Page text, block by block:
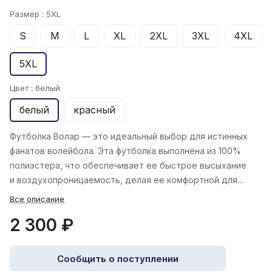
Размер : 5XL
S M L XL 2XL 3XL 4XL
5XL
Цвет : белый
белый красный
Футболка Волар — это идеальный выбор для истинных
фанатов волейбола. Эта футболка выполнена из 100%
полиэстера, что обеспечивает ее быстрое высыхание
и воздухопроницаемость, делая ее комфортной для
тренировок.
Все описание
2 300 ₽
Сообщить о поступлении